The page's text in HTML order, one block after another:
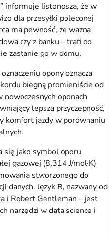
informuje listonosza, że w
dla przesyłki poleconej
ma pewność, że ważna
czy z banku – trafi do
zastanie go w domu.
opony oznacza
biegną promieniście od
nowoczesnych oponach
lepszą przyczepność,
komfort jazdy w porównaniu
się jako symbol oporu
gazowej (8,314 J/mol·K)
stworzonego do
danych. Język R, nazwany od
i Robert Gentleman – jest
narzędzi w data science i